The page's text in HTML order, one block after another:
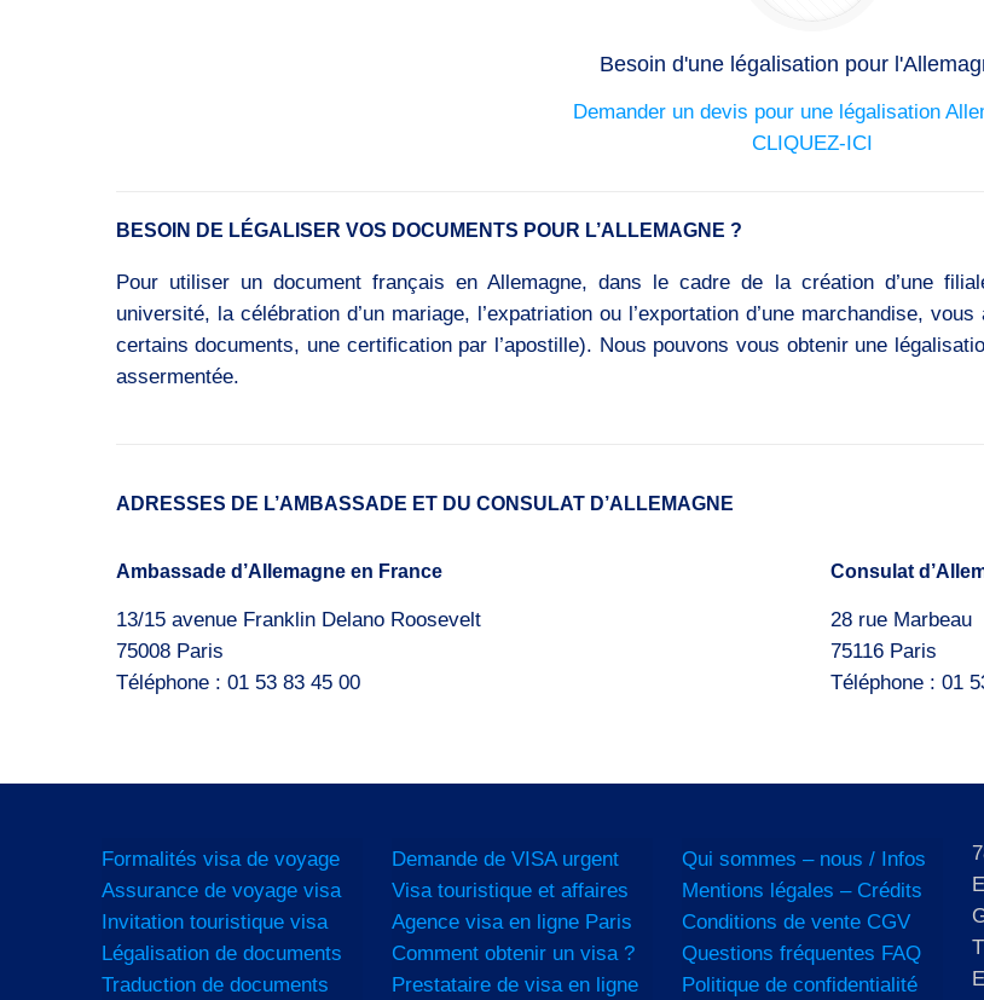
Besoin d'une légalisation pour
Demander un devis pour une légalisation
CLIQUEZ-ICI
BESOIN DE LÉGALISER VOS DOCUMENTS POUR L’ALLEMAGNE ?
Pour utiliser un document français en Allemagne, dans le cadre de la création d’une
université, la célébration d’un mariage, l’expatriation ou l’exportation d’une marchandise,
certains documents, une certification par l’apostille). Nous pouvons vous obtenir une
assermentée.
ADRESSES DE L’AMBASSADE ET DU CONSULAT D’ALLEMAGNE
Ambassade d’Allemagne en France
13/15 avenue Franklin Delano Roosevelt
75008 Paris
Téléphone : 01 53 83 45 00
Consulat
28 rue Marbeau
75116 Paris
Téléphone : 01
Formalités visa de voyage
Assurance de voyage visa
Invitation touristique visa
Légalisation de documents
Traduction de documents
Demande de VISA urgent
Visa touristique et affaires
Agence visa en ligne Paris
Comment obtenir un visa ?
Prestataire de visa en ligne
Qui sommes – nous / Infos
Mentions légales – Crédits
Conditions de vente CGV
Questions fréquentes FAQ
Politique de confidentialité